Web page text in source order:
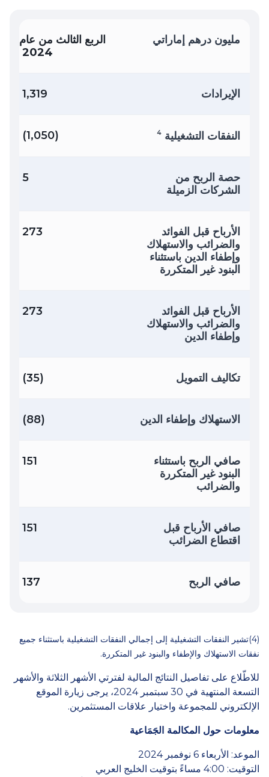
مليون درهم إماراتي
الربع الثالث من عام
2024
الإيرادات 1,319
النفقات التشغيلية 4
(1,050)
حصة الربح من
الشركات الزميلة
5
الأرباح قبل الفوائد
والضرائب والاستهلاك
وإطفاء الدين باستثناء
البنود غير المتكررة
273
الأرباح قبل الفوائد
والضرائب والاستهلاك
وإطفاء الدين
273
تكاليف التمويل (35)
الاستهلاك وإطفاء الدين (88)
صافي الربح باستثناء
البنود غير المتكررة
والضرائب
151
صافي الأرباح قبل
اقتطاع الضرائب
151
صافي الربح 137
(4)تشير النفقات التشغيلية إلى إجمالي النفقات التشغيلية باستثناء جميع
نفقات الاستهلاك والإطفاء والبنود غير المتكررة.
للاطّلاع على تفاصيل النتائج المالية لفترتي الأشهر الثلاثة والأشهر
التسعة المنتهية في 30 سبتمبر 2024، يرجى زيارة الموقع
الإلكتروني للمجموعة واختيار علاقات المستثمرين.
معلومات حول المكالمة الجَمَاعية
الموعد: الأربعاء 6 نوفمبر 2024
التوقيت: 4:00 مساءً بتوقيت الخليج العربي